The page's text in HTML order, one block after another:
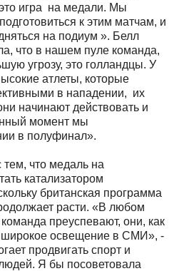
игра на медали. Мы
к этим матчам, и
на подиум ». Белл
что в нашем пуле команда,
угрозу, это голландцы. У
атлеты, которые
в нападении, их
начинают действовать и
момент мы
в полуфинал».
тем, что медаль на
катализатором
британская программа
расти. «В любом
преуспевают, они, как
широкое освещение в СМИ», -
продвигать спорт и
Я бы посоветовала